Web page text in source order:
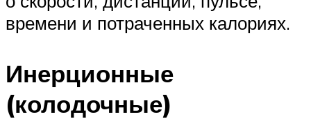
времени и потраченных калориях.
Инерционные
(колодочные)